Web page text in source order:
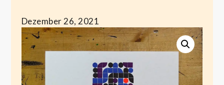
Dezember 26, 2021